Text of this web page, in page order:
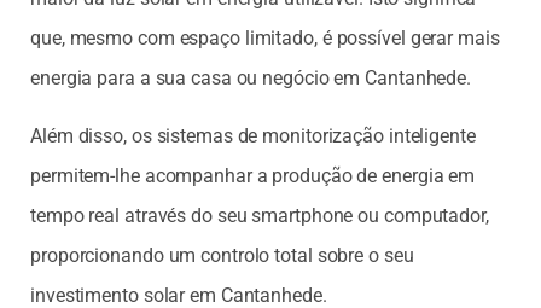
que, mesmo com espaço limitado, é possível gerar mais
energia para a sua casa ou negócio em Cantanhede.
Além disso, os sistemas de monitorização inteligente
permitem-lhe acompanhar a produção de energia em
tempo real através do seu smartphone ou computador,
proporcionando um controlo total sobre o seu
investimento solar em Cantanhede.